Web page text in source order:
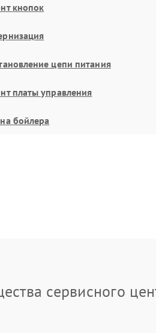
кнопок
цепи питания
платы управления
бойлера
сервисного